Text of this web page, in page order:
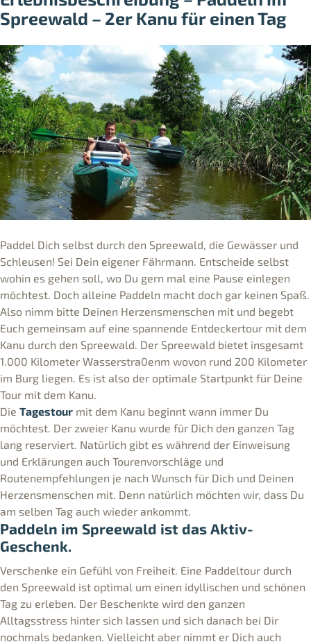
Spreewald – 2er Kanu für einen Tag
Paddel Dich selbst durch den Spreewald, die Gewässer und
Schleusen! Sei Dein eigener Fährmann. Entscheide selbst
wohin es gehen soll, wo Du gern mal eine Pause einlegen
möchtest. Doch alleine Paddeln macht doch gar keinen Spaß.
Also nimm bitte Deinen Herzensmenschen mit und begebt
Euch gemeinsam auf eine spannende Entdeckertour mit dem
Kanu durch den Spreewald. Der Spreewald bietet insgesamt
1.000 Kilometer Wasserstra0enm wovon rund 200 Kilometer
im Burg liegen. Es ist also der optimale Startpunkt für Deine
Tour mit dem Kanu.
Die Tagestour mit dem Kanu beginnt wann immer Du
möchtest. Der zweier Kanu wurde für Dich den ganzen Tag
lang reserviert. Natürlich gibt es während der Einweisung
und Erklärungen auch Tourenvorschläge und
Routenempfehlungen je nach Wunsch für Dich und Deinen
Herzensmenschen mit. Denn natürlich möchten wir, dass Du
am selben Tag auch wieder ankommt.
Paddeln im Spreewald ist das Aktiv-
Geschenk.
Verschenke ein Gefühl von Freiheit. Eine Paddeltour durch
den Spreewald ist optimal um einen idyllischen und schönen
Tag zu erleben. Der Beschenkte wird den ganzen
Alltagsstress hinter sich lassen und sich danach bei Dir
nochmals bedanken. Vielleicht aber nimmt er Dich auch